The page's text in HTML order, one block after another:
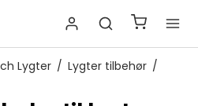
Lygter / Lygter tilbehør /